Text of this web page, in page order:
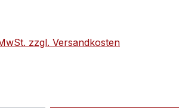
zzgl. Versandkosten